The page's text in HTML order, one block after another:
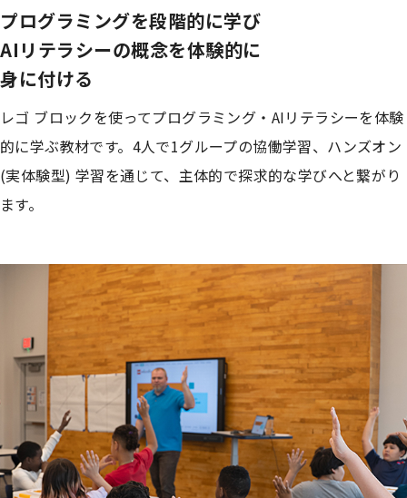
プログラミングを段階的に学び
AIリテラシーの概念を体験的に
身に付ける
レゴ ブロックを使ってプログラミング・AIリテラシーを体験
的に学ぶ教材です。4人で1グループの協働学習、ハンズオン
(実体験型) 学習を通じて、主体的で探求的な学びへと繋がり
ます。